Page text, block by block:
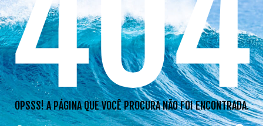
OPSSS! A PÁGINA QUE VOCÊ PROCURA NÃO FOI ENCONTRADA.